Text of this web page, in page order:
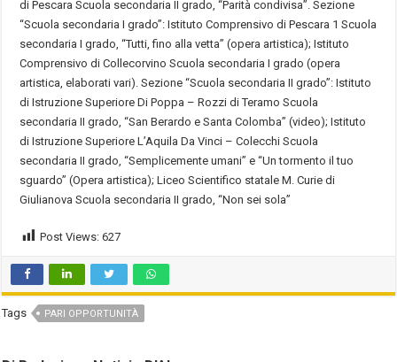
di Pescara Scuola secondaria II grado, “Parità condivisa”. Sezione
“Scuola secondaria I grado”: Istituto Comprensivo di Pescara 1 Scuola
secondaria I grado, “Tutti, fino alla vetta” (opera artistica); Istituto
Comprensivo di Collecorvino Scuola secondaria I grado (opera
artistica, elaborati vari). Sezione “Scuola secondaria II grado”: Istituto
di Istruzione Superiore Di Poppa – Rozzi di Teramo Scuola
secondaria II grado, “San Berardo e Santa Colomba” (video); Istituto
di Istruzione Superiore L’Aquila Da Vinci – Colecchi Scuola
secondaria II grado, “Semplicemente umani” e “Un tormento il tuo
sguardo” (Opera artistica); Liceo Scientifico statale M. Curie di
Giulianova Scuola secondaria II grado, “Non sei sola”
Post Views: 627
Tags PARI OPPORTUNITÀ